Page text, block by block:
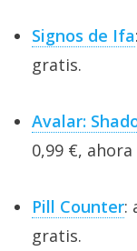
Signos de Ifa
gratis.
Avalar:
0,99 €,
Pill Counter:
gratis.